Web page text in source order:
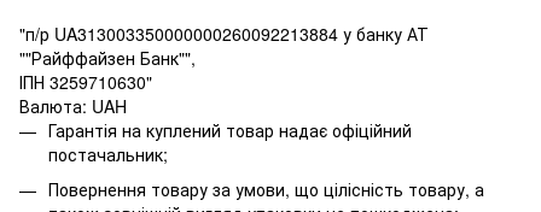
"п/р UA313003350000000260092213884 у банку АТ
""Райффайзен Банк"",
ІПН 3259710630"
Валюта: UAH
Гарантія на куплений товар надає офіційний
постачальник;
Повернення товару за умови, що цілісність товару, а